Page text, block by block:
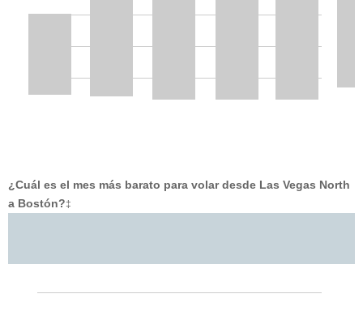
¿Cuál es el mes más barato para volar desde Las Vegas North
a Bostón?‡